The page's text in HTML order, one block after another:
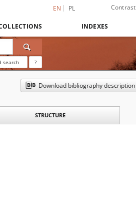
EN PL Contrast
INDEXES
search ?
Download bibliography description
STRUCTURE